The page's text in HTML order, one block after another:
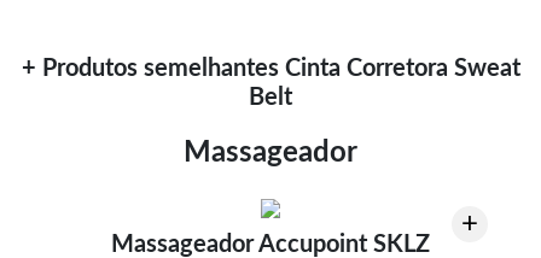
+ Produtos semelhantes Cinta Corretora Sweat
Belt
Massageador
+
Massageador Accupoint SKLZ